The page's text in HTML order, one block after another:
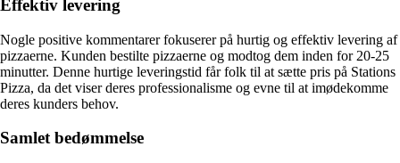
Effektiv levering
Nogle positive kommentarer fokuserer på hurtig og effektiv levering af
pizzaerne. Kunden bestilte pizzaerne og modtog dem inden for 20-25
minutter. Denne hurtige leveringstid får folk til at sætte pris på Stations
Pizza, da det viser deres professionalisme og evne til at imødekomme
deres kunders behov.
Samlet bedømmelse